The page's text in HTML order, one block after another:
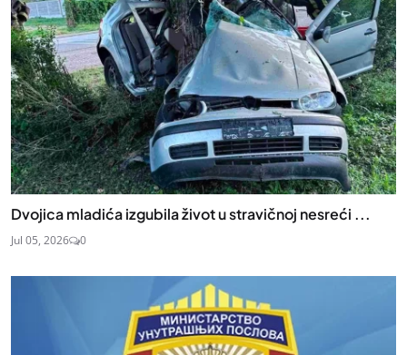
Dvojica mladića izgubila život u stravičnoj nesreći ...
Jul 05, 2026 0